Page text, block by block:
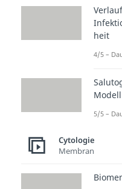
Seine
dabei
heit
4/5 –
Modell
5/5 –
Cytologie
Membran